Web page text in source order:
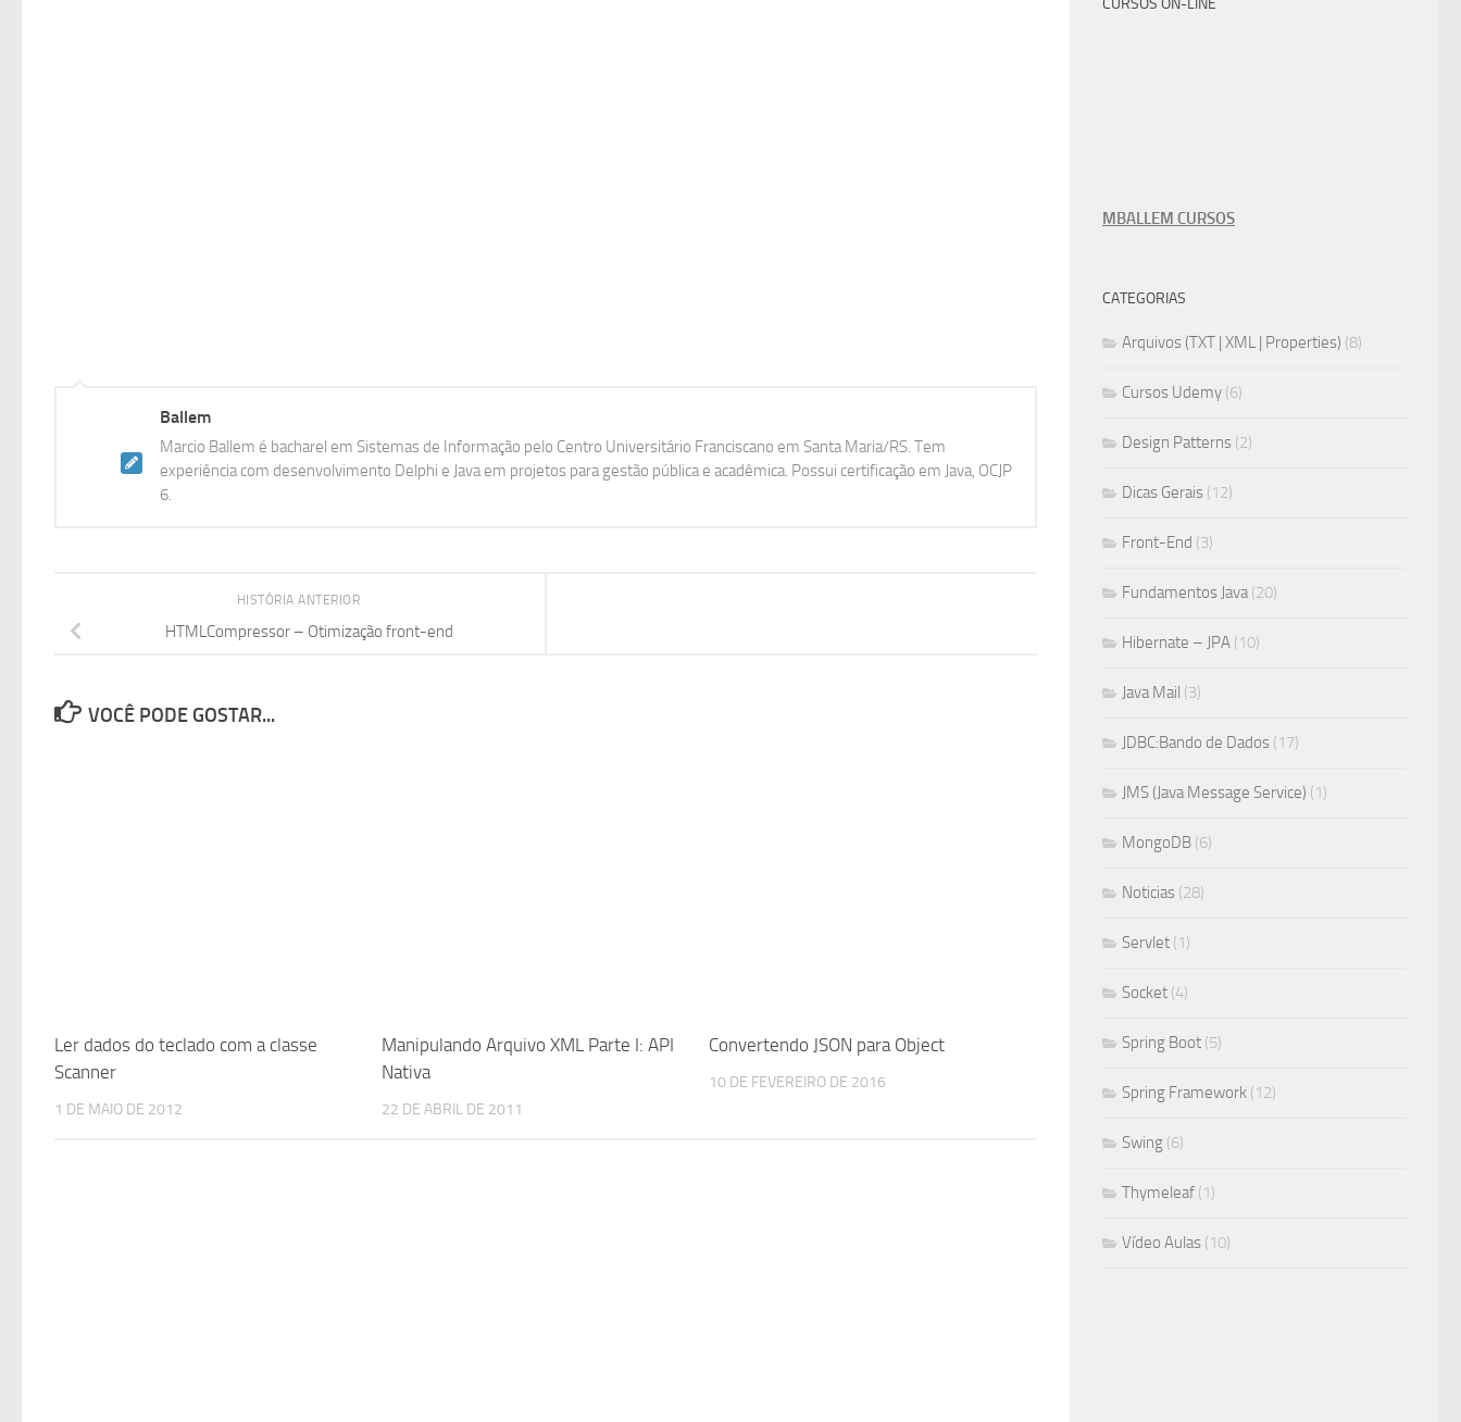
Ballem
Marcio Ballem é bacharel em Sistemas de Informação pelo Centro Universitário Franciscano em Santa Maria/RS. Tem
experiência com desenvolvimento Delphi e Java em projetos para gestão pública e acadêmica. Possui certificação em Java, OCJP
6.
HISTÓRIA ANTERIOR
HTMLCompressor – Otimização front-end
VOCÊ PODE GOSTAR...
Ler dados do teclado com a classe
Scanner
1 DE MAIO DE 2012
Manipulando Arquivo XML Parte I: API
Nativa
22 DE ABRIL DE 2011
Convertendo JSON para Object
10 DE FEVEREIRO DE 2016
CURSOS ON-LINE
MBALLEM CURSOS
CATEGORIAS
Arquivos (TXT | XML | Properties) (8)
Cursos Udemy (6)
Design Patterns (2)
Dicas Gerais (12)
Front-End (3)
Fundamentos Java(20)
Hibernate – JPA (10)
Java Mail (3)
JDBC:Bando de Dados (17)
JMS (Java Message Service) (1)
MongoDB (6)
Noticias (28)
Servlet (1)
Socket (4)
Spring Boot (5)
Spring Framework (12)
Swing (6)
Thymeleaf (1)
Vídeo Aulas (10)